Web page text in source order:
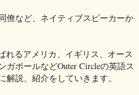
僚など、ネイティブスピーカーか
れるアメリカ、イギリス、オース
ガポールなどOuter Circleの英語ス
説、紹介をしていきます。